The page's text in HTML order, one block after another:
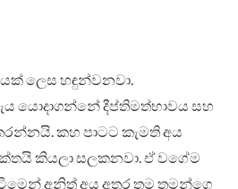
ලෙස හඳුන්වනවා.
යොදාගන්නේ දීප්තිමත්භාවය සහ
කහ පාටට කැමති අය
කියලා සලකනවා. ඒ වගේම
අනිත් අය අතර තම තමන්ගෙ